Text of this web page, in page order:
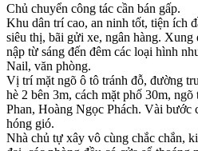
Chủ chuyển công tác cần bán gấp.
Khu dân trí cao, an ninh tốt, tiện ích
siêu thị, bãi gửi xe, ngân hàng.
nập từ sáng đến đêm các loại hình
Nail, văn phòng.
Vị trí mặt ngõ ô tô tránh đỗ, đường
hè 2 bên 3m, cách mặt phố 30m,
Phan, Hoàng Ngọc Phách. Vài bước
hóng gió.
Nhà chủ tự xây vô cùng chắc chắn,